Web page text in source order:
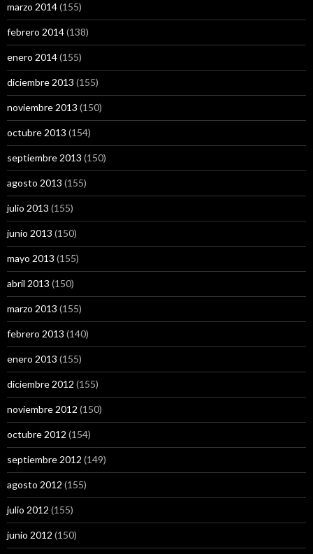
marzo 2014(155)
febrero 2014(138)
enero 2014(155)
diciembre 2013 (155)
noviembre 2013 (150)
octubre 2013 (154)
septiembre 2013 (150)
agosto 2013 (155)
julio 2013 (155)
junio 2013 (150)
mayo 2013 (155)
abril 2013 (150)
marzo 2013 (155)
febrero 2013 (140)
enero 2013 (155)
diciembre 2012 (155)
noviembre 2012 (150)
octubre 2012 (154)
septiembre 2012 (149)
agosto 2012 (155)
julio 2012 (155)
junio 2012 (150)